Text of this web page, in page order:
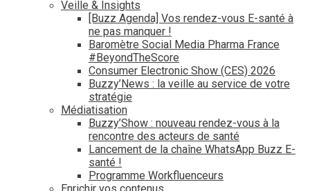
Veille & Insights
[Buzz Agenda] Vos rendez-vous E-santé à
ne pas manquer !
Baromètre Social Media Pharma France
#BeyondTheScore
Consumer Electronic Show (CES) 2026
Buzzy’News : la veille au service de votre
stratégie
Médiatisation
Buzzy’Show : nouveau rendez-vous à la
rencontre des acteurs de santé
Lancement de la chaîne WhatsApp Buzz E-
santé !
Programme Workfluenceurs